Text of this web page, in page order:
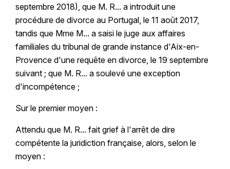
septembre 2018), que M. R... a introduit une
procédure de divorce au Portugal, le 11 août 2017,
tandis que Mme M... a saisi le juge aux affaires
familiales du tribunal de grande instance d'Aix-en-
Provence d'une requête en divorce, le 19 septembre
suivant ; que M. R... a soulevé une exception
d'incompétence ;
Sur le premier moyen :
Attendu que M. R... fait grief à l'arrêt de dire
compétente la juridiction française, alors, selon le
moyen :